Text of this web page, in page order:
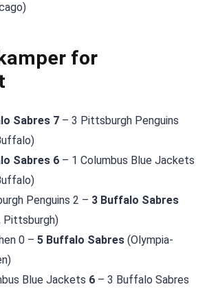
for
Sabres 7 – 3 Pittsburgh Penguins
Sabres 6 – 1 Columbus Blue Jackets
Penguins 2 – 3 Buffalo Sabres
Pittsburgh)
0 – 5 Buffalo Sabres (Olympia-
Blue Jackets 6 – 3 Buffalo Sabres